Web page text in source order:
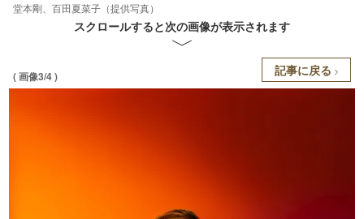
堂本剛、百田夏菜子（提供写真）
スクロールすると次の画像が表示されます
( 画像3/4 ) 記事に戻る